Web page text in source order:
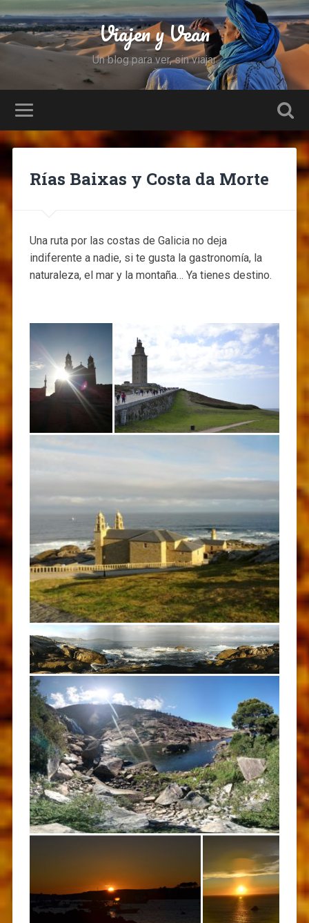
Viajen y Vean
Un blog para ver, sin viajar
Rías Baixas y Costa da Morte
Una ruta por las costas de Galicia no deja
indiferente a nadie, si te gusta la gastronomía, la
naturaleza, el mar y la montaña… Ya tienes destino.